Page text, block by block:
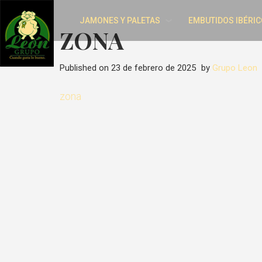
JAMONES Y PALETAS EMBUTIDOS
ZONA
Published on 23 de febrero de 2025 by Grupo Leon
zona